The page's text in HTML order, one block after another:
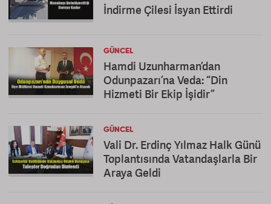
İndirme Çilesi İsyan Ettirdi
GÜNCEL
Hamdi Uzunharman’dan
Odunpazarı’na Veda: “Din
Hizmeti Bir Ekip İşidir”
GÜNCEL
Vali Dr. Erdinç Yılmaz Halk Günü
Toplantısında Vatandaşlarla Bir
Araya Geldi